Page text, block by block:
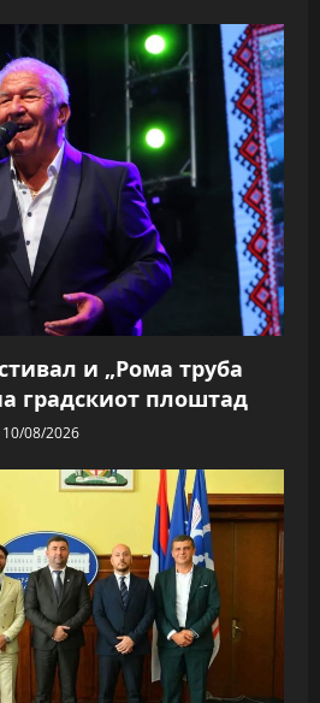
и „Рома труба
градскиот плоштад
10/08/2026